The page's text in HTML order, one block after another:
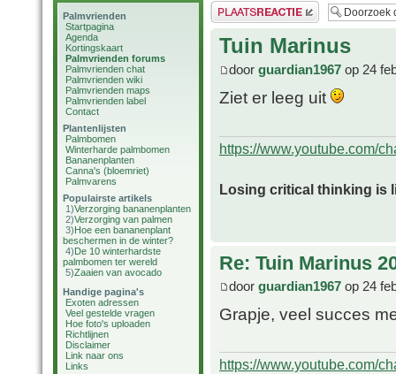
Palmvrienden
Startpagina
Agenda
Kortingskaart
Palmvrienden forums
Palmvrienden chat
Palmvrienden wiki
Palmvrienden maps
Palmvrienden label
Contact
Plantenlijsten
Palmbomen
Winterharde palmbomen
Bananenplanten
Canna's (bloemriet)
Palmvarens
Populairste artikels
1)Verzorging bananenplanten
2)Verzorging van palmen
3)Hoe een bananenplant
beschermen in de winter?
4)De 10 winterhardste
palmbomen ter wereld
5)Zaaien van avocado
Handige pagina's
Exoten adressen
Veel gestelde vragen
Hoe foto's uploaden
Richtlijnen
Disclaimer
Link naar ons
Links
Plaats een reactie
Tuin Marinus
door guardian1967 op 24
Ziet er leeg uit
https://www.youtube.com/
Losing critical thinking is
Re: Tuin Marinus
door guardian1967 op 24
Grapje, veel succes
https://www.youtube.com/